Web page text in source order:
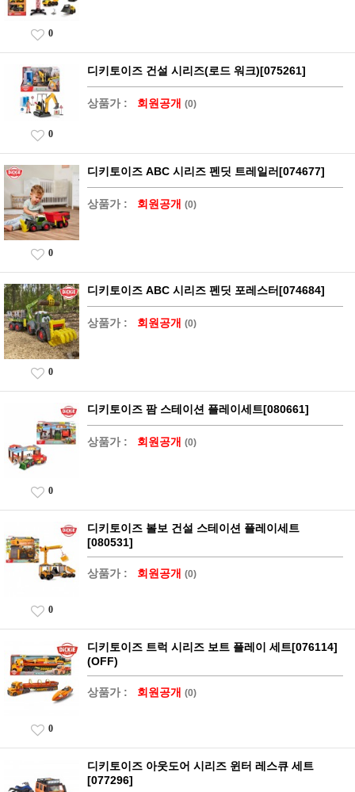
0
디키토이즈 건설 시리즈(로드 워크)[075261]
상품가 : 회원공개 (0)
0
디키토이즈 ABC 시리즈 펜딧 트레일러[074677]
상품가 : 회원공개 (0)
0
디키토이즈 ABC 시리즈 펜딧 포레스터[074684]
상품가 : 회원공개 (0)
0
디키토이즈 팜 스테이션 플레이세트[080661]
상품가 : 회원공개 (0)
0
디키토이즈 볼보 건설 스테이션 플레이세트
[080531]
상품가 : 회원공개 (0)
0
디키토이즈 트럭 시리즈 보트 플레이 세트[076114]
(OFF)
상품가 : 회원공개 (0)
0
디키토이즈 아웃도어 시리즈 윈터 레스큐 세트
[077296]